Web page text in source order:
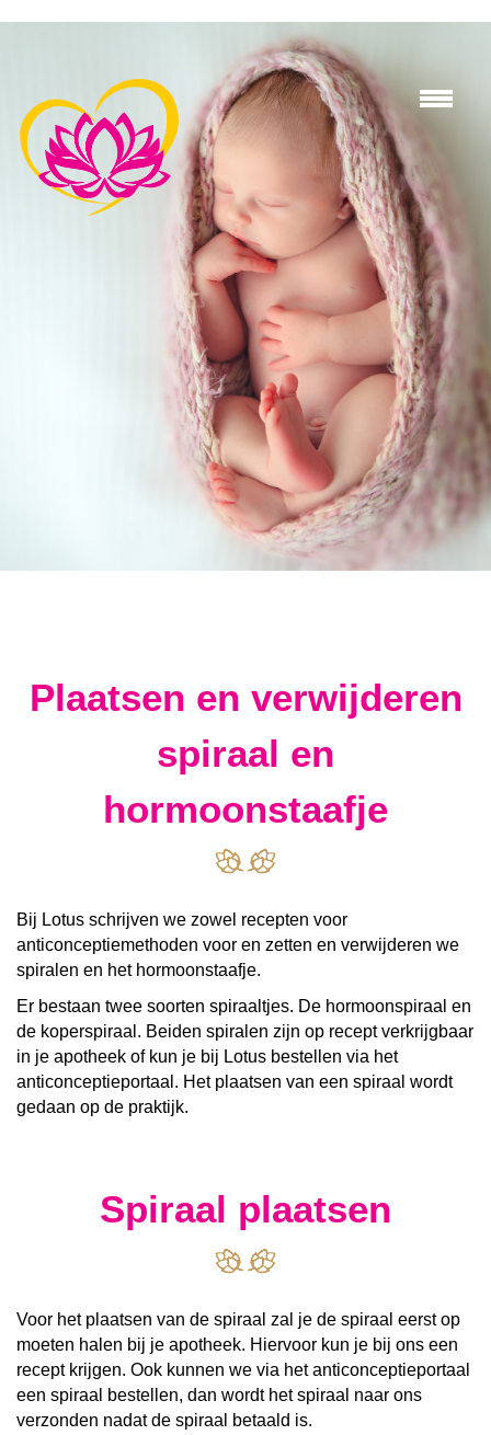
Plaatsen en verwijderen
spiraal en
hormoonstaafje
Bij Lotus schrijven we zowel recepten voor
anticonceptiemethoden voor en zetten en verwijderen we
spiralen en het hormoonstaafje.
Er bestaan twee soorten spiraaltjes. De hormoonspiraal en
de koperspiraal. Beiden spiralen zijn op recept verkrijgbaar
in je apotheek of kun je bij Lotus bestellen via het
anticonceptieportaal. Het plaatsen van een spiraal wordt
gedaan op de praktijk.
Spiraal plaatsen
Voor het plaatsen van de spiraal zal je de spiraal eerst op
moeten halen bij je apotheek. Hiervoor kun je bij ons een
recept krijgen. Ook kunnen we via het anticonceptieportaal
een spiraal bestellen, dan wordt het spiraal naar ons
verzonden nadat de spiraal betaald is.